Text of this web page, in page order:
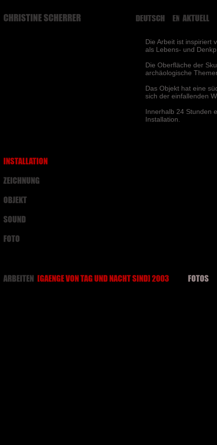
DEUTSCH ENGLISH
Die Arbeit ist inspiriert
als Lebens- und
Die Oberfläche der
archäologische
Das Objekt hat eine
sich der einfallenden
Innerhalb 24 Stunden
Installation.